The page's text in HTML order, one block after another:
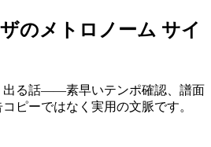
のメトロノーム サイ
出る話——素早いテンポ確認、譜面
ピーではなく実用の文脈です。